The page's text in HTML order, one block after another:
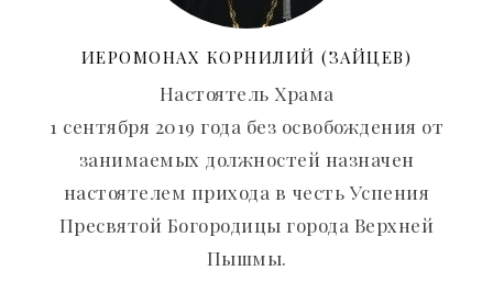
ИЕРОМОНАХ КОРНИЛИЙ (ЗАЙЦЕВ)
Настоятель Храма
1 сентября 2019 года без освобождения от
занимаемых должностей назначен
настоятелем прихода в честь Успения
Пресвятой Богородицы города Верхней
Пышмы.